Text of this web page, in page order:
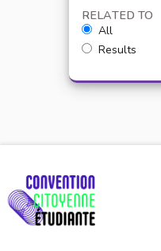
RELATED TO
All
Results